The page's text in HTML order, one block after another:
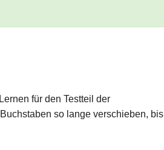
für den Testteil der
so lange verschieben, bis